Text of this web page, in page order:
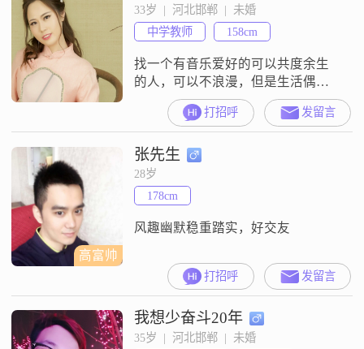
33岁  |  河北邯郸  |  未婚
中学教师
158cm
找一个有音乐爱好的可以共度余生
的人，可以不浪漫，但是生活偶尔
要有仪式感！
打招呼 发留言
高富帅
张先生
28岁
178cm
风趣幽默稳重踏实，好交友
打招呼 发留言
我想少奋斗20年
35岁  |  河北邯郸  |  未婚